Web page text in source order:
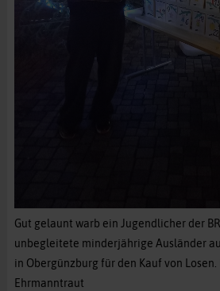
Gut gelaunt warb ein Jugendlicher der
unbegleitete minderjährige Ausländer
in Obergünzburg für den Kauf von Losen.
Ehrmanntraut